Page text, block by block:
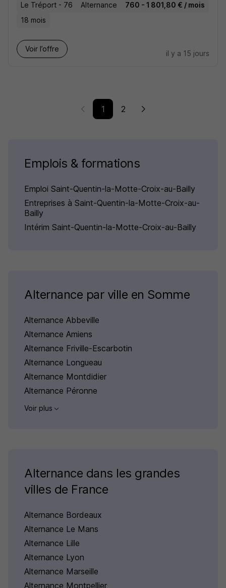
Le Tréport - 76 Alternance
760 - 1 801,80 € / mois
18 mois
Voir l’offre
il y a 15 jours
1 2
Emplois & formations
Emploi Saint-Quentin-la-Motte-Croix-au-Bailly
Entreprises à Saint-Quentin-la-Motte-Croix-au-
Bailly
Intérim Saint-Quentin-la-Motte-Croix-au-Bailly
Alternance par ville en Somme
Alternance Abbeville
Alternance Amiens
Alternance Friville-Escarbotin
Alternance Longueau
Alternance Montdidier
Alternance Péronne
Voir plus
Alternance dans les grandes
villes de France
Alternance Bordeaux
Alternance Le Mans
Alternance Lille
Alternance Lyon
Alternance Marseille
Alternance Montpellier